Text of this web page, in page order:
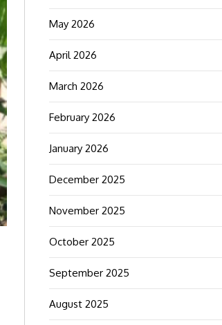
May 2026
April 2026
March 2026
February 2026
January 2026
December 2025
November 2025
October 2025
September 2025
August 2025